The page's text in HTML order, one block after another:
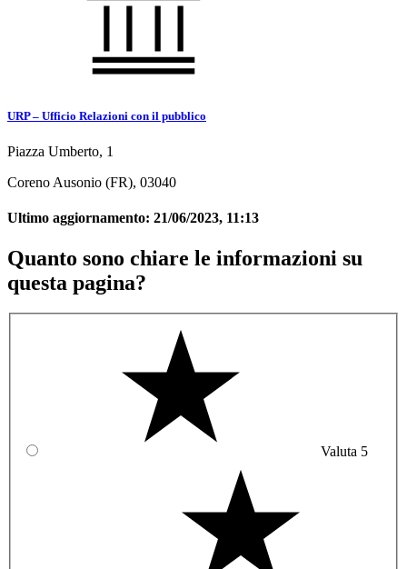
URP – Ufficio Relazioni con il pubblico
Piazza Umberto, 1
Coreno Ausonio (FR), 03040
Ultimo aggiornamento: 21/06/2023, 11:13
Quanto sono chiare le informazioni su
questa pagina?
Valuta 5